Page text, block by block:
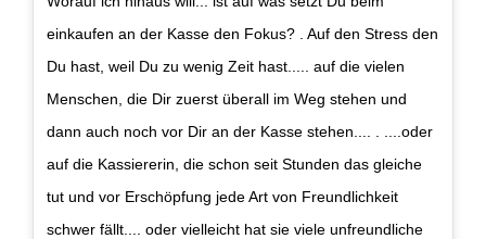
einkaufen an der Kasse den Fokus? . Auf den Stress den
Du hast, weil Du zu wenig Zeit hast..... auf die vielen
Menschen, die Dir zuerst überall im Weg stehen und
dann auch noch vor Dir an der Kasse stehen.... . ....oder
auf die Kassiererin, die schon seit Stunden das gleiche
tut und vor Erschöpfung jede Art von Freundlichkeit
schwer fällt.... oder vielleicht hat sie viele unfreundliche